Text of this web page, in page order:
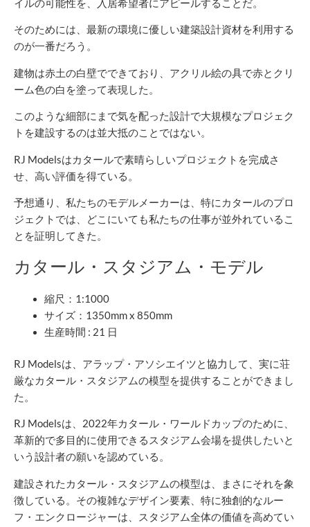
イルの可能性を、入居希望者にアピールすることだ。
そのためには、最新の環境に優しい建築設計資材を利用する
のが一番だろう。
建物は赤土の白壁でできており、アクリル絵の具で赤とクリ
ーム色の白を塗って表現した。
このような細部にまで気を配った設計で大規模なプロジェク
トを建設するのは並大抵のことではない。
RJ Modelsはカタールで素晴らしいプロジェクトを完成さ
せ、高い評価を得ている。
予想通り、私たちのモデルメーカーは、特にカタールのプロ
ジェクトでは、どこにいても私たちの仕事が並外れているこ
とを証明してきた。
カタール・スタジアム・モデル
縮尺：1:1000
サイズ：1350mm x 850mm
生産時間 : 21 日
RJ Modelsは、アラップ・アソシエイツと協力して、実に荘
厳なカタール・スタジアムの模型を提供することができまし
た。
RJ Modelsは、2022年カタール・ワールドカップのために、
革新的で多目的に使用できるスタジアム会場を提供したいと
いう設計者の願いを認めている。
建設されたカタール・スタジアムの模型は、まさにそれを象
徴している。その複雑なデザイン要素、特に独創的なルー
フ・エンクロージャーは、スタジアム全体の価値を高めてい